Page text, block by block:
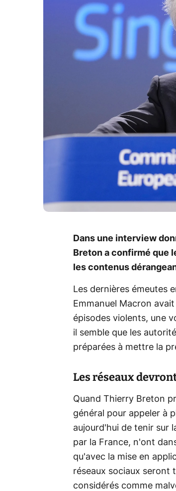
Dans une interview
Breton a confirmé que
les contenus
Les dernières émeutes
Emmanuel Macron
épisodes violents, une
il semble que les
préparées à mettre la
Les réseaux
Quand Thierry Breton
général pour appeler à
aujourd'hui de tenir sur
par la France, n'ont
qu'avec la mise en
réseaux sociaux seront
considérés comme